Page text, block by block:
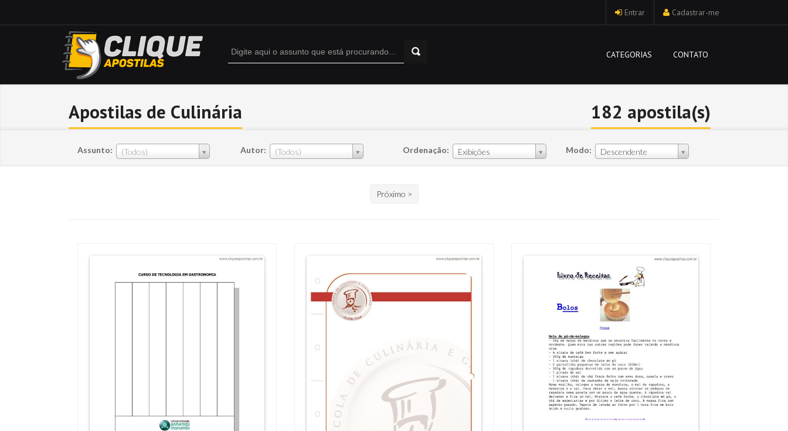
Entrar Cadastrar-me
CATEGORIAS CONTATO
Apostilas de Culinária 182 apostila(s)
Assunto: (Todos) Autor: (Todos) Ordenação: Exibições Modo: Descendente
Próximo >